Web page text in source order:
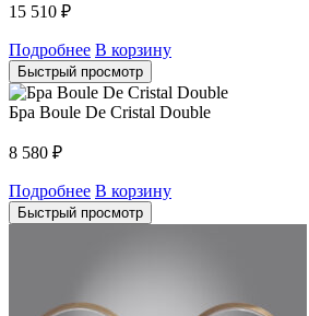
15 510 ₽
Подробнее В корзину
Быстрый просмотр
Бра Boule De Cristal Double
8 580 ₽
Подробнее В корзину
Быстрый просмотр